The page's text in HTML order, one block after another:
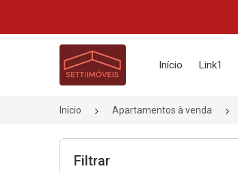
Página inicial
Início Link1
Início Apartamentos à venda
Filtrar